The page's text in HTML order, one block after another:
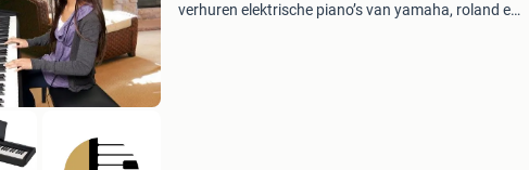
verhuren elektrische piano’s van yamaha, roland en